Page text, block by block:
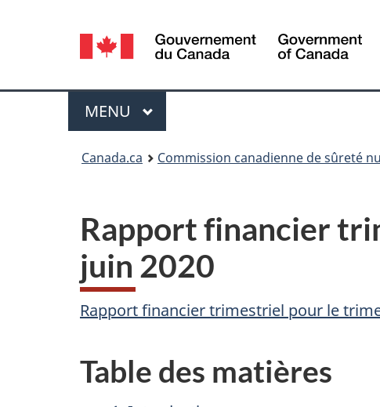
Sélection
de
la
langue
Menu
MENU PRINCIPAL
Canada.ca Commission canadienne de sûreté
Rapport financier
juin 2020
Rapport financier trimestriel pour le
Table des matières